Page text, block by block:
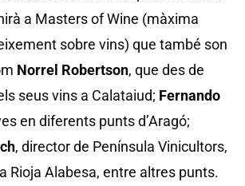
a Masters of Wine (màxima
sobre vins) que també son
Norrel Robertson, que des de
seus vins a Calataiud; Fernando
en diferents punts d’Aragó;
, director de Península Vinicultors,
Rioja Alabesa, entre altres punts.